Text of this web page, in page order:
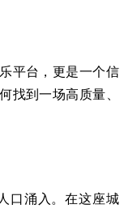
平台，更是一个信
找到一场高质量、
口涌入。在这座城